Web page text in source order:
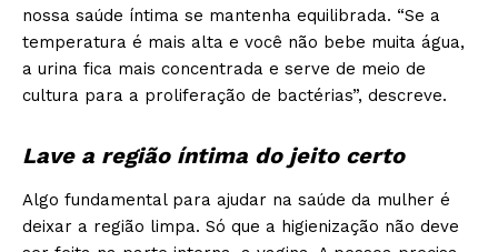
nossa saúde íntima se mantenha equilibrada. “Se a
temperatura é mais alta e você não bebe muita água,
a urina fica mais concentrada e serve de meio de
cultura para a proliferação de bactérias”, descreve.
Lave a região íntima do jeito certo
Algo fundamental para ajudar na saúde da mulher é
deixar a região limpa. Só que a higienização não deve